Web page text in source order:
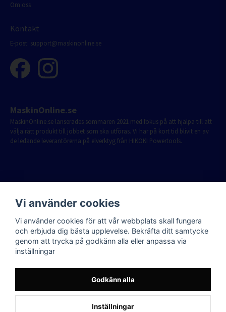
Om oss
Kontakt
E-post: support@maskinonline.se
MaskinOnline.se
MaskinOnline.se lanserades sommaren 2021 med fokus på att hjälpa till att
välja rätt produkt till jobbet som ska utföras. Vi har på kort tid blivit en av
de ledande leverantörerna på elverktyg från HiKOKI Powertools.
Vi använder cookies
Vi använder cookies för att vår webbplats skall fungera
och erbjuda dig bästa upplevelse. Bekräfta ditt samtycke
genom att trycka på godkänn alla eller anpassa via
inställningar
Godkänn alla
Inställningar